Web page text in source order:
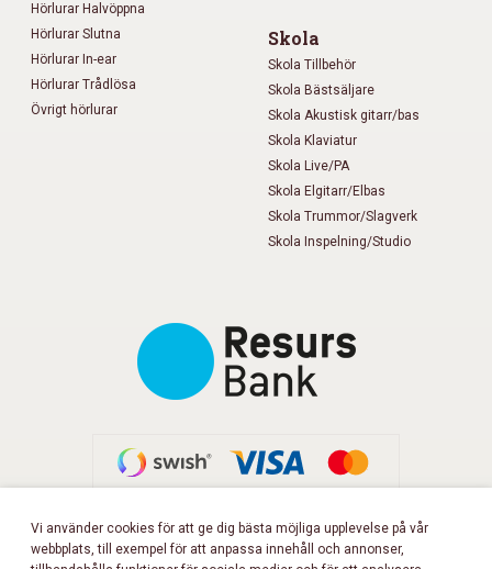
Hörlurar Halvöppna
Hörlurar Slutna
Hörlurar In-ear
Hörlurar Trådlösa
Övrigt hörlurar
Skola
Skola Tillbehör
Skola Bästsäljare
Skola Akustisk gitarr/bas
Skola Klaviatur
Skola Live/PA
Skola Elgitarr/Elbas
Skola Trummor/Slagverk
Skola Inspelning/Studio
FÖLJ OSS PÅ FACEBOOK!
Vi använder cookies för att ge dig bästa möjliga upplevelse på vår
webbplats, till exempel för att anpassa innehåll och annonser,